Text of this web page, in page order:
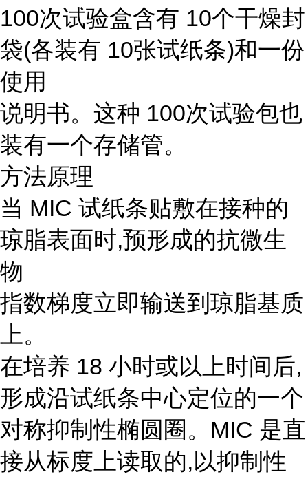
100次试验盒含有 10个干燥封
袋(各装有 10张试纸条)和一份
使用
说明书。这种 100次试验包也
装有一个存储管。
方法原理
当 MIC 试纸条贴敷在接种的
琼脂表面时,预形成的抗微生
物
指数梯度立即输送到琼脂基质
上。
在培养 18 小时或以上时间后,
形成沿试纸条中心定位的一个
对称抑制性椭圆圈。MIC 是直
接从标度上读取的,以抑制性